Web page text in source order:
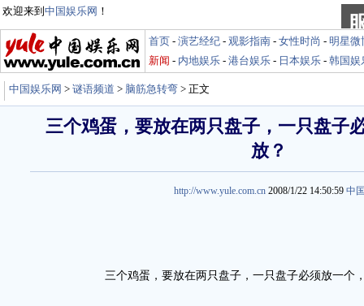
欢迎来到 中国娱乐网 ！
首页 - 演艺经纪 - 观影指南 - 女性时尚 - 明星微
新闻 - 内地娱乐 - 港台娱乐 - 日本娱乐 - 韩国娱
中国娱乐网 > 谜语频道 > 脑筋急转弯 > 正文
三个鸡蛋，要放在两只盘子，一只盘子
放？
http://www.yule.com.cn 2008/1/22 14:50:59 中
三个鸡蛋，要放在两只盘子，一只盘子必须放一个